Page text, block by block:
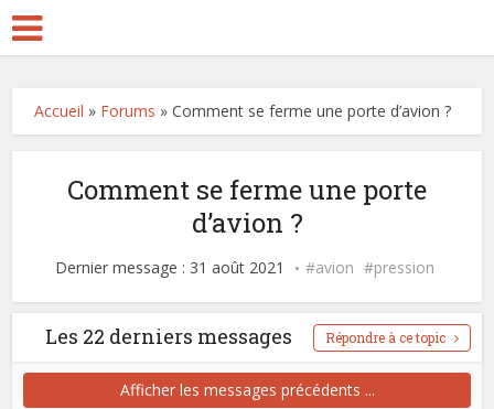
Accueil » Forums »Comment se ferme une porte d’avion ?
Comment se ferme une porte
d’avion ?
Dernier message : 31 août 2021 avion pression
Les 22 derniers messages Répondre à ce topic
Afficher les messages précédents ...